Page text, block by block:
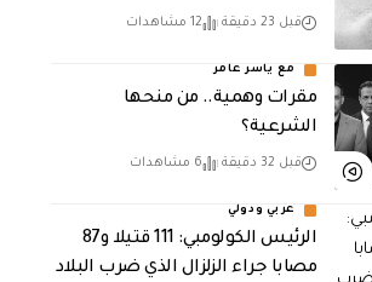
قبل 23 دقيقة 12 مشاهدات
مع ياسر عامر
مقرات وهمية.. من منحها
الشرعية؟
قبل 32 دقيقة 6 مشاهدات
عربي ودولي
الرئيس الكولومبي: 111 قتيلا و87
مصابا جراء الزلزال الذي ضرب البلاد